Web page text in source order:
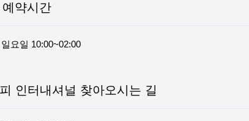
약시간
요일 10:00~02:00
인터내셔널 찾아오시는 길